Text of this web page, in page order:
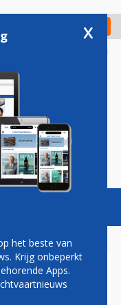
Check in
Vacatures
x
het beste van
Krijg onbeperkt
Apps.